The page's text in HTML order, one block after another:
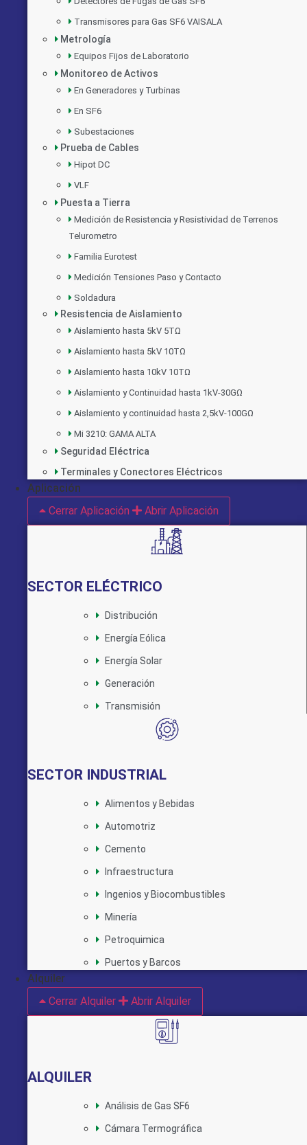
Transmisores para Gas SF6 VAISALA
Metrología
Equipos Fijos de Laboratorio
Monitoreo de Activos
En Generadores y Turbinas
En SF6
Subestaciones
Prueba de Cables
Hipot DC
VLF
Puesta a Tierra
Medición de Resistencia y Resistividad de Terrenos
Telurometro
Familia Eurotest
Medición Tensiones Paso y Contacto
Soldadura
Resistencia de Aislamiento
Aislamiento hasta 5kV 5TΩ
Aislamiento hasta 5kV 10TΩ
Aislamiento hasta 10kV 10TΩ
Aislamiento y Continuidad hasta 1kV-30GΩ
Aislamiento y continuidad hasta 2,5kV-100GΩ
Mi 3210: GAMA ALTA
Seguridad Eléctrica
Terminales y Conectores Eléctricos
Aplicación
Cerrar Aplicación
Abrir Aplicación
SECTOR ELÉCTRICO
Distribución
Energía Eólica
Energía Solar
Generación
Transmisión
SECTOR INDUSTRIAL
Alimentos y Bebidas
Automotriz
Cemento
Infraestructura
Ingenios y Biocombustibles
Minería
Petroquimica
Puertos y Barcos
Alquiler
Cerrar Alquiler
Abrir Alquiler
ALQUILER
Análisis de Gas SF6
Cámara Termográfica